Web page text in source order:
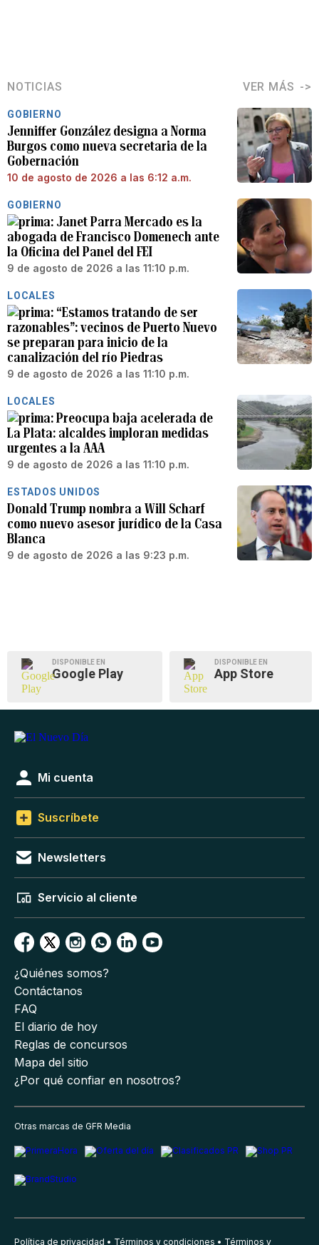
NOTICIAS VER MÁS
GOBIERNO
Jenniffer González designa a Norma
Burgos como nueva secretaria de la
Gobernación
10 de agosto de 2026 a las 6:12 a.m.
GOBIERNO
Janet Parra Mercado es la
abogada de Francisco Domenech ante
la Oficina del Panel del FEI
9 de agosto de 2026 a las 11:10 p.m.
LOCALES
“Estamos tratando de ser
razonables”: vecinos de Puerto Nuevo
se preparan para inicio de la
canalización del río Piedras
9 de agosto de 2026 a las 11:10 p.m.
LOCALES
Preocupa baja acelerada de
La Plata: alcaldes imploran medidas
urgentes a la AAA
9 de agosto de 2026 a las 11:10 p.m.
ESTADOS UNIDOS
Donald Trump nombra a Will Scharf
como nuevo asesor jurídico de la Casa
Blanca
9 de agosto de 2026 a las 9:23 p.m.
DISPONIBLE EN
Google Play
DISPONIBLE EN
App Store
Mi cuenta
Suscríbete
Newsletters
Servicio al cliente
¿Quiénes somos?
Contáctanos
FAQ
El diario de hoy
Reglas de concursos
Mapa del sitio
¿Por qué confiar en nosotros?
Otras marcas de GFR Media
Política de privacidad Términos y condiciones Términos y